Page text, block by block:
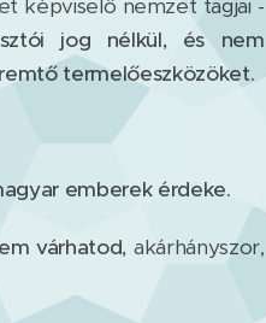
képviselő nemzet tagjai -
jog nélkül, és nem
termelőeszközöket.
emberek érdeke.
várhatod, akárhányszor,